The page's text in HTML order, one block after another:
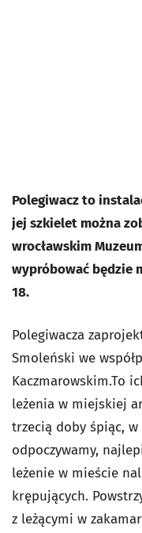
Polegiwacz to
jej szkielet można
wrocławskim
wypróbować będzie
18.
Polegiwacza
Smoleński we
Kaczmarowskim.To
leżenia w miejskiej
trzecią doby śpiąc,
odpoczywamy,
leżenie w mieście
krępujących.
z leżącymi w